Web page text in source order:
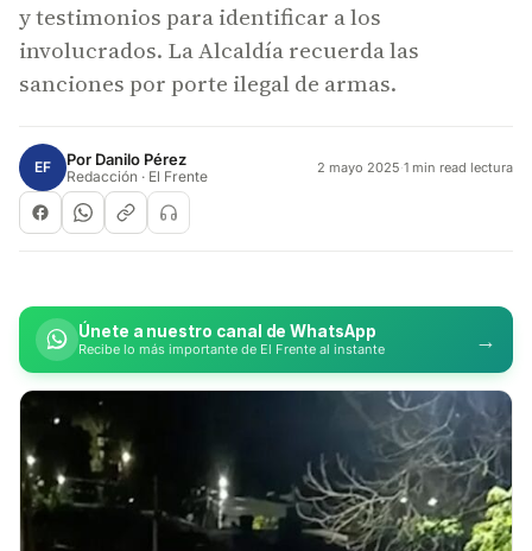
y testimonios para identificar a los
involucrados. La Alcaldía recuerda las
sanciones por porte ilegal de armas.
EF Por Danilo Pérez
Redacción · El Frente 2 mayo 2025·1 min read lectura
Únete a nuestro canal de WhatsApp
Recibe lo más importante de El Frente al instante →